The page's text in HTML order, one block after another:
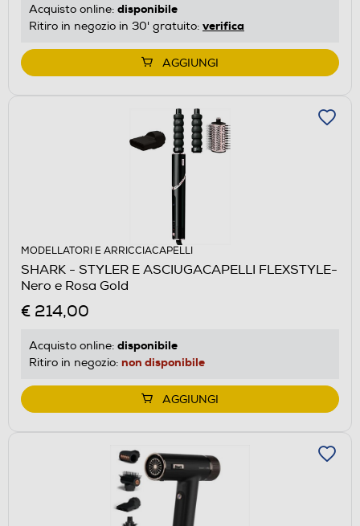
Acquisto online: disponibile
Ritiro in negozio in 30' gratuito: verifica
AGGIUNGI
MODELLATORI E ARRICCIACAPELLI
SHARK - STYLER E ASCIUGACAPELLI FLEXSTYLE-
Nero e Rosa Gold
€ 214,00
Acquisto online: disponibile
Ritiro in negozio: non disponibile
AGGIUNGI